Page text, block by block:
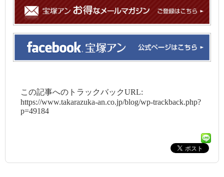
この記事へのトラックバックURL:
https://www.takarazuka-an.co.jp/blog/wp-trackback.php?
p=49184